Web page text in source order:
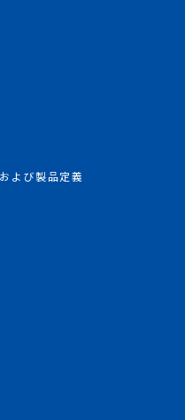
よび製品定義